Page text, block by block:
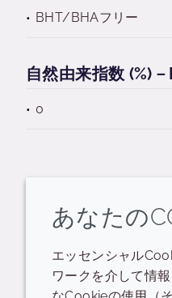
BHT/BHAフリー
自然由来指数 (%)
0
関連す
POS
あなたの
エッセンシャル
ワークを介して情